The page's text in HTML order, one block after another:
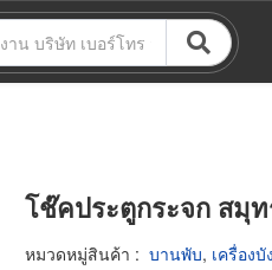
โช๊คประตูกระจก สมุ
หมวดหมู่สินค้า : บานพับ, เครื่อง